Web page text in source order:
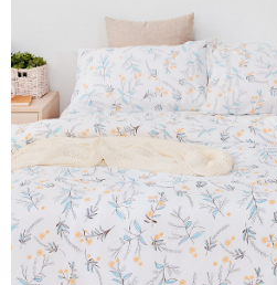
1.分期款項不併入電信帳單，「大哥付你
2.透過簡訊連結打開帳單後，可選擇「超
帳／街口支付／iPASS MONEY」等通路繳
【注意事項】
1.本服務係由「台灣大哥大股份有限公司
用戶於交易時，得透過本服務購買商品或
買賣價金債權讓與本公司後，依約使用本
2.基於同意付款使用「大哥付你分期」之
資料（包含姓名、電話或地址）提供予台
由本公司與您本人進行分期帳單所需資料
3.完整用戶服務條款，請詳閱以下連結：
【「AFTEE先享後付」結帳流程】
１．於結帳方式選擇「AFTEE先享後付
結帳頁面，進行簡訊認證並確認金額後，
２．訂單成立數日內，您將收到繳費通知
３．收到繳費通知簡訊後14天內，點擊此
ATM／網路銀行／等多元方式進行付款，
※ 請注意：結帳手續完成當下不需立刻繳
購買商品的店家。未經商家同意取消之訂
後付繳納相關費用。
※ 交易是否成功請以「AFTEE先享後付
是否繳費成功／繳費後需取消欲退款等相
客戶支援中心」 https://
【注意事項】
全家取貨付款
每筆NT$60，滿NT$699(含以上)免運
付款後全家取貨
每筆NT$60，滿NT$699(含以上)免運
7-11取貨付款
每筆NT$60，滿NT$999(含以上)免運
付款後7-11取貨